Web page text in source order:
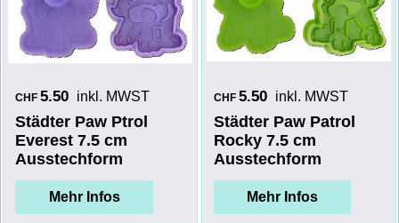
CHF 5.50 inkl. MWST
Städter Paw Ptrol
Everest 7.5 cm
Ausstechform
Mehr Infos
CHF 5.50 inkl. MWST
Städter Paw Patrol
Rocky 7.5 cm
Ausstechform
Mehr Infos